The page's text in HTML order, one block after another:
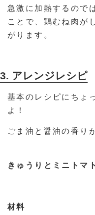
急激に加熱するので
ことで、鶏むね肉が
がります。
3. アレンジレシピ
基本のレシピにちょ
よ！
ごま油と醤油の香り
きゅうりとミニトマ
材料